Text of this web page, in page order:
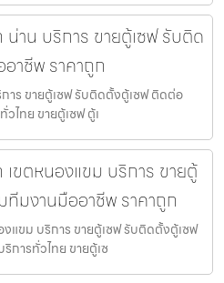
น่าน บริการ ขายตู้เซฟ รับติด
าชีพ ราคาถูก
าร ขายตู้เซฟ รับติดตั้งตู้เซฟ ติดต่อ
ไทย ขายตู้เซฟ ตู้เ
เขตหนองแขม บริการ ขายตู้
มงานมืออาชีพ ราคาถูก
แขม บริการ ขายตู้เซฟ รับติดตั้งตู้เซฟ
การทั่วไทย ขายตู้เซ